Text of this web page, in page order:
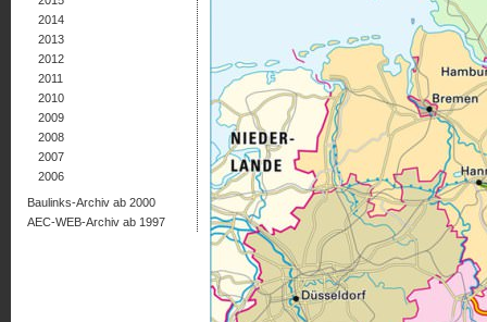
2014
2013
2012
2011
2010
2009
2008
2007
2006
Baulinks-Archiv ab 2000
AEC-WEB-Archiv ab 1997